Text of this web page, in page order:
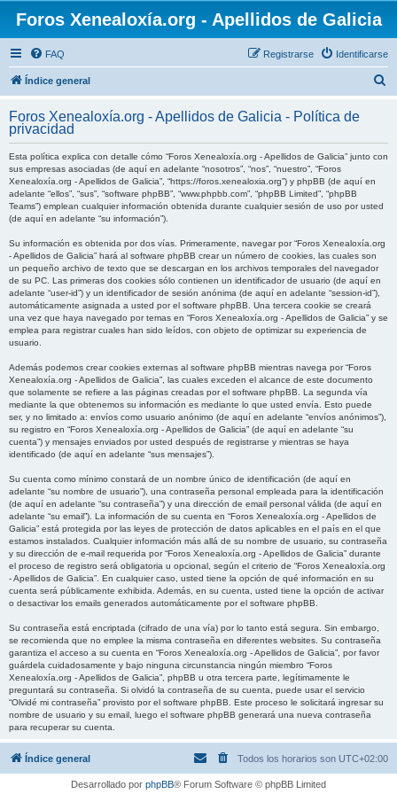
Foros Xenealoxía.org - Apellidos de Galicia
FAQ Identificarse
Registrarse
Índice general
c
Foros Xenealoxía.org - Apellidos de Galicia - Política de
privacidad
Esta política explica con detalle cómo “Foros Xenealoxía.org - Apellidos de Galicia” junto con
sus empresas asociadas (de aquí en adelante “nosotros”, “nos”, “nuestro”, “Foros
Xenealoxía.org - Apellidos de Galicia”, “https://foros.xenealoxia.org”) y phpBB (de aquí en
adelante “ellos”, “sus”, “software phpBB”, “www.phpbb.com”, “phpBB Limited”, “phpBB
Teams”) emplean cualquier información obtenida durante cualquier sesión de uso por usted
(de aquí en adelante “su información”).
Su información es obtenida por dos vías. Primeramente, navegar por “Foros Xenealoxía.org
- Apellidos de Galicia” hará al software phpBB crear un número de cookies, las cuales son
un pequeño archivo de texto que se descargan en los archivos temporales del navegador
de su PC. Las primeras dos cookies sólo contienen un identificador de usuario (de aquí en
adelante “user-id”) y un identificador de sesión anónima (de aquí en adelante “session-id”),
automáticamente asignada a usted por el software phpBB. Una tercera cookie se creará
una vez que haya navegado por temas en “Foros Xenealoxía.org - Apellidos de Galicia” y se
emplea para registrar cuales han sido leídos, con objeto de optimizar su experiencia de
usuario.
Además podemos crear cookies externas al software phpBB mientras navega por “Foros
Xenealoxía.org - Apellidos de Galicia”, las cuales exceden el alcance de este documento
que solamente se refiere a las páginas creadas por el software phpBB. La segunda vía
mediante la que obtenemos su información es mediante lo que usted envía. Esto puede
ser, y no limitado a: envíos como usuario anónimo (de aquí en adelante “envíos anónimos”),
su registro en “Foros Xenealoxía.org - Apellidos de Galicia” (de aquí en adelante “su
cuenta”) y mensajes enviados por usted después de registrarse y mientras se haya
identificado (de aquí en adelante “sus mensajes”).
Su cuenta como mínimo constará de un nombre único de identificación (de aquí en
adelante “su nombre de usuario”), una contraseña personal empleada para la identificación
(de aquí en adelante “su contraseña”) y una dirección de email personal válida (de aquí en
adelante “su email”). La información de su cuenta en “Foros Xenealoxía.org - Apellidos de
Galicia” está protegida por las leyes de protección de datos aplicables en el país en el que
estamos instalados. Cualquier información más allá de su nombre de usuario, su contraseña
y su dirección de e-mail requerida por “Foros Xenealoxía.org - Apellidos de Galicia” durante
el proceso de registro será obligatoria u opcional, según el criterio de “Foros Xenealoxía.org
- Apellidos de Galicia”. En cualquier caso, usted tiene la opción de qué información en su
cuenta será públicamente exhibida. Además, en su cuenta, usted tiene la opción de activar
o desactivar los emails generados automáticamente por el software phpBB.
Su contraseña está encriptada (cifrado de una vía) por lo tanto está segura. Sin embargo,
se recomienda que no emplee la misma contraseña en diferentes websites. Su contraseña
garantiza el acceso a su cuenta en “Foros Xenealoxía.org - Apellidos de Galicia”, por favor
guárdela cuidadosamente y bajo ninguna circunstancia ningún miembro “Foros
Xenealoxía.org - Apellidos de Galicia”, phpBB u otra tercera parte, legítimamente le
preguntará su contraseña. Si olvidó la contraseña de su cuenta, puede usar el servicio
“Olvidé mi contraseña” provisto por el software phpBB. Este proceso le solicitará ingresar su
nombre de usuario y su email, luego el software phpBB generará una nueva contraseña
para recuperar su cuenta.
Índice general Todos los horarios son UTC+02:00
Desarrollado por phpBB® Forum Software © phpBB Limited